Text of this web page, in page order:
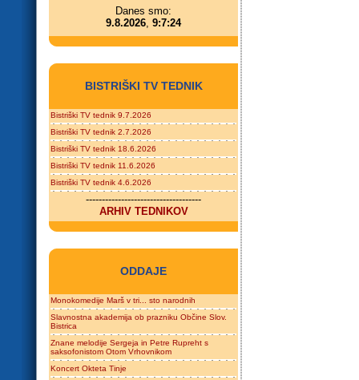
Danes smo:
9.8.2026, 9:7:24
BISTRIŠKI TV TEDNIK
Bistriški TV tednik 9.7.2026
Bistriški TV tednik 2.7.2026
Bistriški TV tednik 18.6.2026
Bistriški TV tednik 11.6.2026
Bistriški TV tednik 4.6.2026
------------------------------------
ARHIV TEDNIKOV
ODDAJE
Monokomedije Marš v tri... sto narodnih
Slavnostna akademija ob prazniku Občine Slov.
Bistrica
Znane melodije Sergeja in Petre Rupreht s
saksofonistom Otom Vrhovnikom
Koncert Okteta Tinje